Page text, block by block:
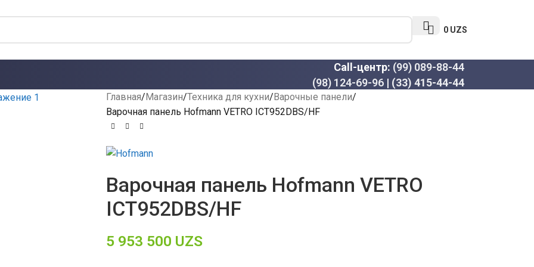
0 UZS
Call-центр: (99) 089-88-44
(98) 124-69-96 | (33) 415-44-44
Главная Магазин Техника для кухни Варочные панели
Варочная панель Hofmann VETRO ICT952DBS/HF
Варочная панель Hofmann VETRO
ICT952DBS/HF
5 953 500 UZS